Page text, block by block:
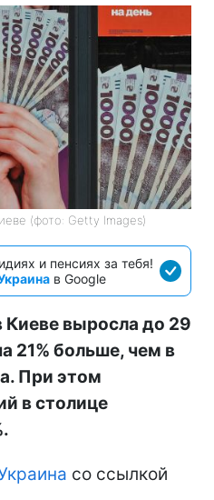
(фото: Getty Images)
и пенсиях за тебя!
в Google
Киеве выросла до 29
21% больше, чем в
При этом
в столице
со ссылкой